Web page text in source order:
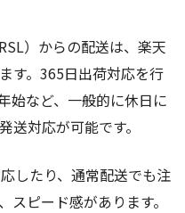
）からの配送は、楽天
す。365日出荷対応を行
始など、一般的に休日に
送対応が可能です。
したり、通常配送でも注
ピード感があります。